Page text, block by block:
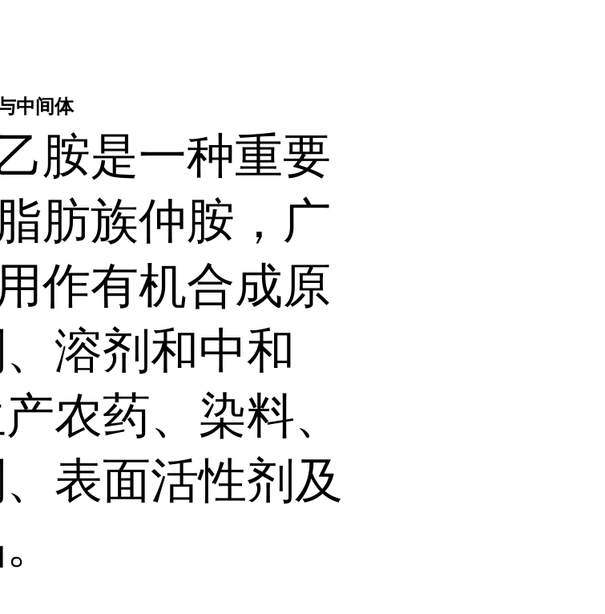
中间体
胺是一种重要
肪族仲胺，广
作有机合成原
溶剂和中和
农药、染料、
表面活性剂及